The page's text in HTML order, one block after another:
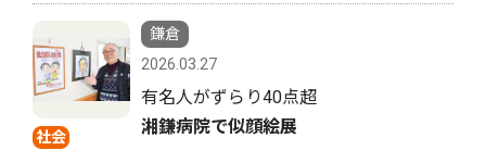
社会
鎌倉
2026.03.27
有名人がずらり40点超
湘鎌病院で似顔絵展